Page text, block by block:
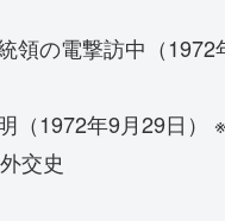
領の電撃訪中（1972
（1972年9月29日
交史